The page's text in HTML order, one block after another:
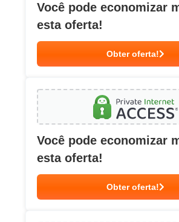
Você pode economizar
esta oferta!
Obter oferta!
Você pode economizar
esta oferta!
Obter oferta!